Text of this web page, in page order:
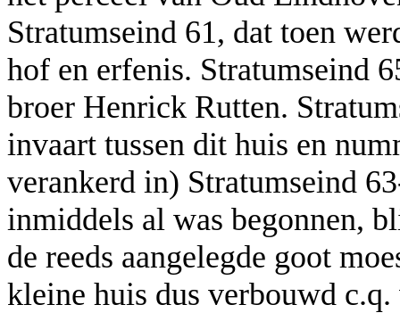
Stratumseind 61, dat toen
hof en erfenis. Stratumseind
broer Henrick Rutten.
invaart tussen dit huis en
verankerd in) Stratumseind
inmiddels al was begonnen,
de reeds aangelegde goot
kleine huis dus verbouwd